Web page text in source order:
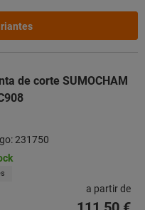
de corte SUMOCHAM
231750
a partir de